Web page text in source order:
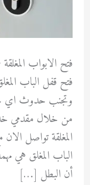
فتح الابواب
فتح قفل الباب
وتجنب حدوث اي
من خلال مقدمي
الباب المغلق هي
أن البطل […]